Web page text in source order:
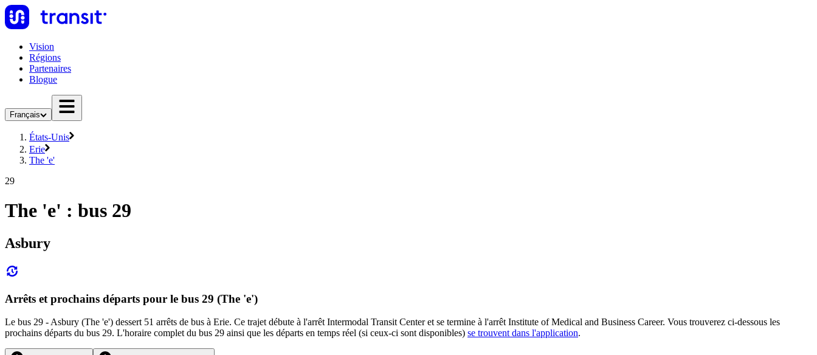
Vision
Régions
Partenaires
Blogue
Français
États-Unis
Erie
The 'e'
29
The 'e' : bus 29
Asbury
Arrêts et prochains départs pour le bus 29 (The 'e')
Le bus 29 - Asbury (The 'e') dessert 51 arrêts de bus à Erie. Ce trajet débute à l'arrêt Intermodal Transit Center et se termine à l'arrêt Institute of Medical and Business Career. Vous trouverez ci-dessous les
prochains départs du bus 29. L'horaire complet du bus 29 ainsi que les départs en temps réel (si ceux-ci sont disponibles) se trouvent dans l'application.